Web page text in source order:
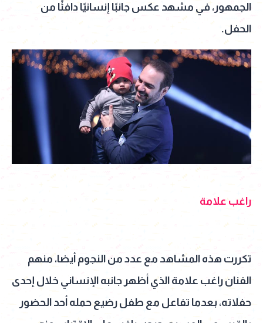
الجمهور، في مشهد عكس جانبًا إنسانيًا دافئًا من
الحفل.
راغب علامة
تكررت هذه المشاهد مع عدد من النجوم أيضا، منهم
الفنان راغب علامة الذي أظهر جانبه الإنساني خلال إحدى
حفلاته، بعدما تفاعل مع طفل رضيع حمله أحد الحضور